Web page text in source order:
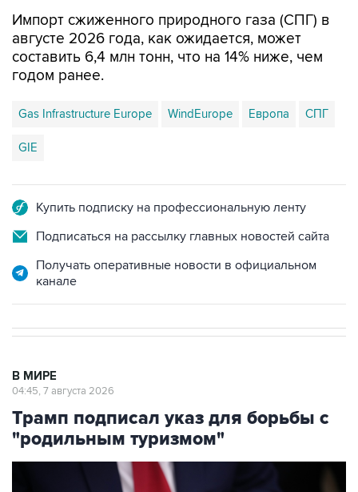
Импорт сжиженного природного газа (СПГ) в
августе 2026 года, как ожидается, может
составить 6,4 млн тонн, что на 14% ниже, чем
годом ранее.
Gas Infrastructure Europe WindEurope Европа СПГ
GIE
Купить подписку на профессиональную ленту
Подписаться на рассылку главных новостей сайта
Получать оперативные новости в официальном
канале
В МИРЕ
04:45, 7 августа 2026
Трамп подписал указ для борьбы с
"родильным туризмом"